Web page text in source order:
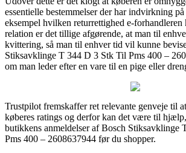
essentielle bestemmelser der har indvirkning
eksempel hvilken returrettighed e-forhandleren
relation er det tillige afgørende, at man til
kvittering, så man til enhver tid vil kunne
Stiksavklinge T 344 D 3 Stk Til Pms 400 –
om man leder efter en vare til en pige eller
Trustpilot fremskaffer ret relevante genveje til
køberes ratings og derfor kan det være til
butikkens anmeldelser af Bosch Stiksavklinge
Pms 400 – 2608637944 før du shopper.